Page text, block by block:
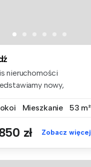
nieruchomości
nowy,
Mieszkanie 53 m²
zł Zobacz więcej